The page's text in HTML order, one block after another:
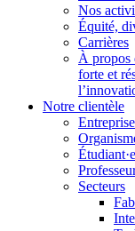
Nos
Équité,
Carrières
À propos
forte et
Notre clientèle
Secteurs